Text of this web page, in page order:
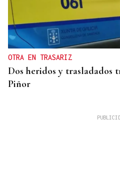
OTRA EN TRASARIZ
Dos heridos y trasladados
Piñor